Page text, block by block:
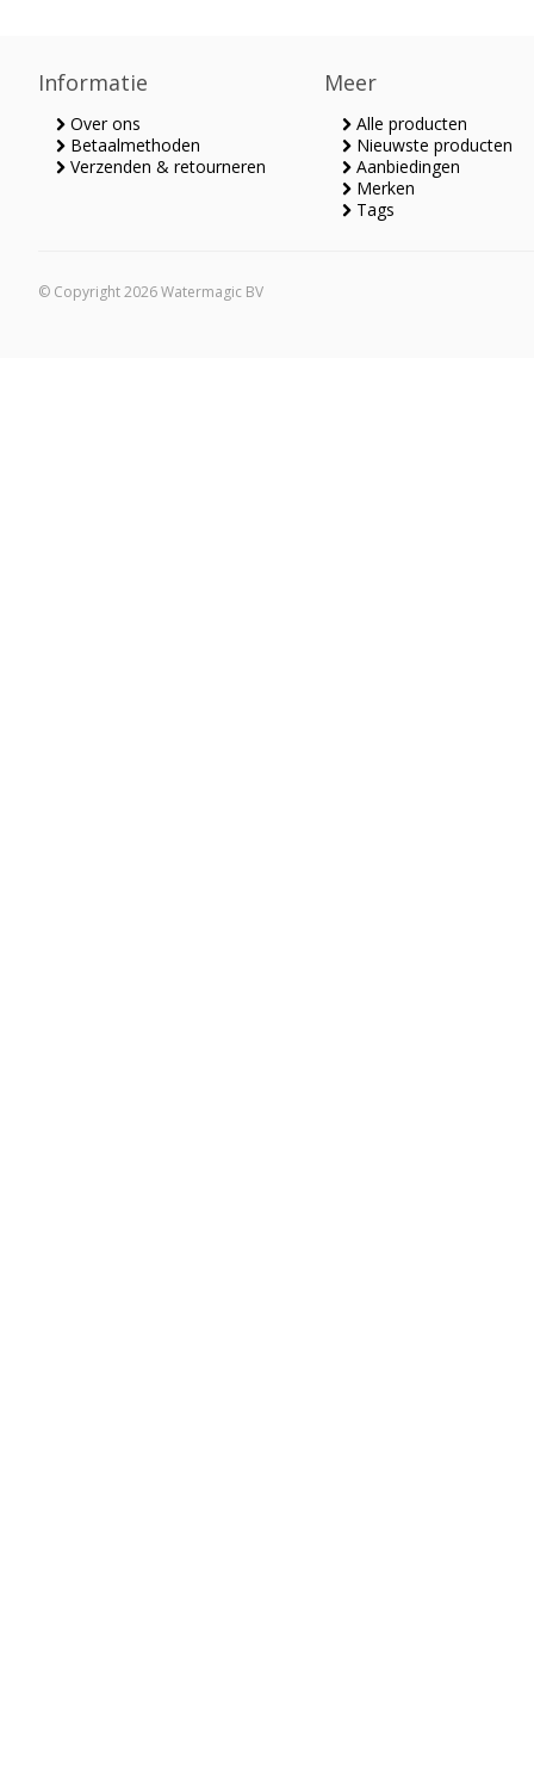
Informatie
Over ons
Betaalmethoden
Verzenden & retourneren
Meer
Alle producten
Nieuwste producten
Aanbiedingen
Merken
Tags
© Copyright 2026 Watermagic BV